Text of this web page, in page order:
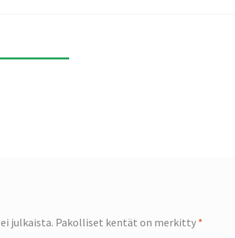
julkaista. Pakolliset kentät on merkitty *